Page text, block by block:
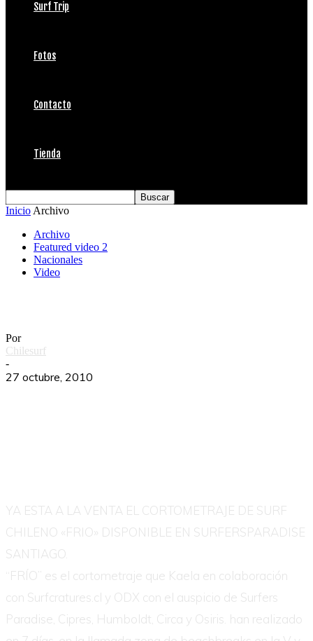
Surf Trip
Fotos
Contacto
Tienda
Inicio Archivo
Archivo
Featured video 2
Nacionales
Video
Por
Chilesurf
-
27 octubre, 2010
YA ESTA A LA VENTA EL CORTOMETRAJE DE SURF
CHILENO «FRIO» DISPONIBLE EN SURFERSPARADISE
SANTIAGO.
“FRÍO” es el cortometraje que Kaela en colaboración
con Surfcratures.cl y ODX con el auspicio de Surfers
Paradise, Cipres, Humboldt, Circa y Osiris. han realizado